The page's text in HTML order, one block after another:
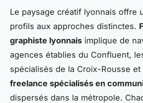
Le paysage créatif lyonnais offre
profils aux approches distinctes.
graphiste lyonnais implique de
agences établies du Confluent,
spécialisés de la Croix-Rousse et
freelance spécialisés en
dispersés dans la métropole.